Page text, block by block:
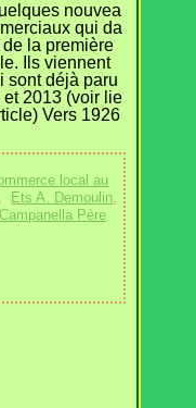
nouvea
qui da
la première
Ils viennent
sont déjà paru
2013 (voir lie
Vers 1926
local au
, Ets A. Demoulin,
Campanella Père